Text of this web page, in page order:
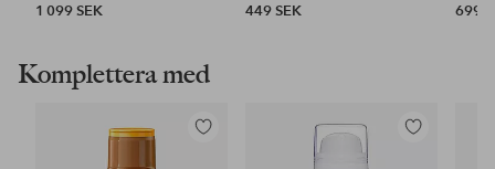
1 099 SEK
449 SEK
699
Komplettera med
Lägg
Lägg